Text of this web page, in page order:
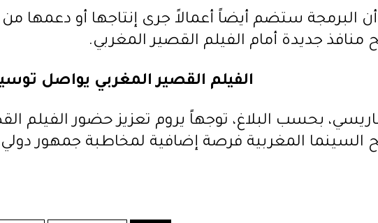
البرمجة ستضم أيضاً أعمالاً جرى إنتاجها أو دعمها
منافذ جديدة أمام الفيلم القصير المغربي.
الفيلم القصير المغربي يواصل
بحسب البلاغ، توجهاً يروم تعزيز حضور
السينما المغربية فرصة إضافية لمخاطبة جمهور